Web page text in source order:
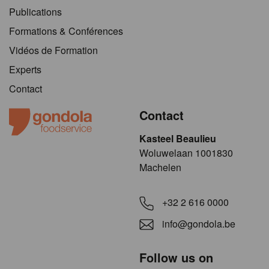
Publications
Formations & Conférences
Vidéos de Formation
Experts
Contact
Contact
Kasteel Beaulieu
​​​Woluwelaan 1001830
Machelen
+32 2 616 0000
info@gondola.be
Follow us on